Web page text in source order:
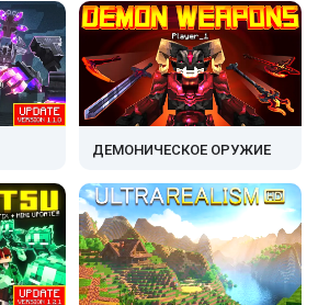
ДЕМОНИЧЕСКОЕ ОРУЖИЕ